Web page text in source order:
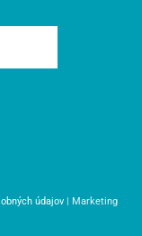
údajov | Marketing